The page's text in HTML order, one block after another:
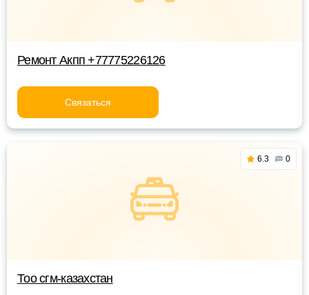
Ремонт Акпп +77775226126
Связаться
6.3 0
Тоо сгм-казахстан